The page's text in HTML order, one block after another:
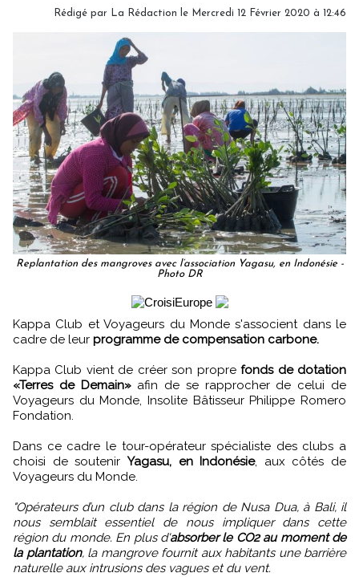
Rédigé par La Rédaction le Mercredi 12 Février 2020 à 12:46
Replantation des mangroves avec l’association Yagasu, en Indonésie -
Photo DR
Kappa Club et Voyageurs du Monde s'associent dans le
cadre de leur programme de compensation carbone.
Kappa Club vient de créer son proprefonds de dotation
«Terres de Demain»afin de se rapprocher de celui de
Voyageurs du Monde, Insolite Bâtisseur Philippe Romero
Fondation.
Dans ce cadre le tour-opérateur spécialiste des clubs a
choisi de soutenirYagasu, en Indonésie, aux côtés de
Voyageurs du Monde.
"Opérateurs d’un club dans la région de Nusa Dua, à Bali, il
nous semblait essentiel de nous impliquer dans cette
région du monde. En plus d'absorber le CO2 au moment de
la plantation, la mangrove fournit aux habitants une barrière
naturelle aux intrusions des vagues et du vent.